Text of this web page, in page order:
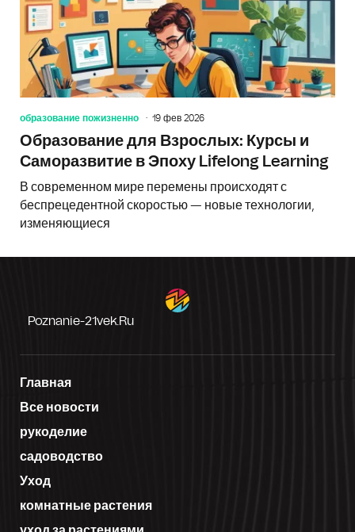
образование пожизненно 19 фев 2026
Образование для Взрослых: Курсы и
Саморазвитие в Эпоху Lifelong Learning
В современном мире перемены происходят с
беспрецедентной скоростью — новые технологии,
изменяющиеся
Poznanie-21vek.ru
Главная
Все новости
рукоделие
садоводство
Уход
комнатные растения